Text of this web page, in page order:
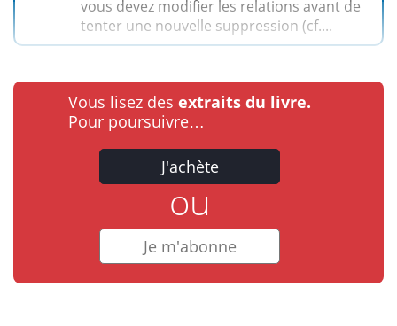
vous devez modifier les relations avant de
tenter une nouvelle suppression (cf....
Vous lisez des extraits du livre.
Pour poursuivre…
J'achète
ou
Je m'abonne